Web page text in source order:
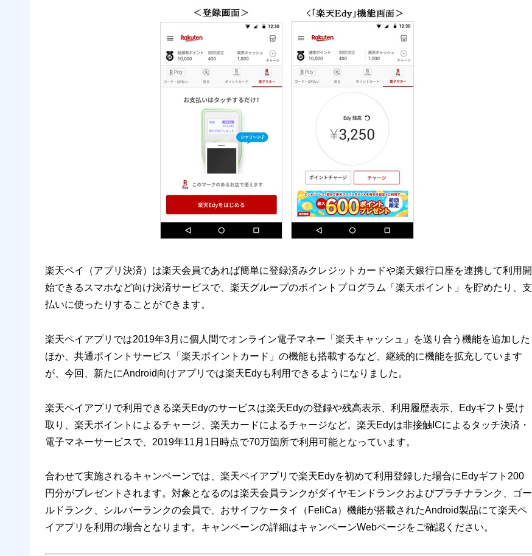
楽天ペイ（アプリ決済）は楽天会員であれば簡単に登録済みクレジットカードや楽天銀行口座を連携して利用開
始できるスマホなど向け決済サービスで、楽天グループのポイントプログラム「楽天ポイント」を貯めたり、支
払いに使ったりすることができます。
楽天ペイアプリでは2019年3月に個人間でオンライン電子マネー「楽天キャッシュ」を送り合う機能を追加した
ほか、共通ポイントサービス「楽天ポイントカード」の機能も搭載するなど、継続的に機能を拡充しています
が、今回、新たにAndroid向けアプリでは楽天Edyも利用できるようになりました。
楽天ペイアプリで利用できる楽天Edyのサービスは楽天Edyの登録や残高表示、利用履歴表示、Edyギフト受け
取り、楽天ポイントによるチャージ、楽天カードによるチャージなど。楽天Edyは非接触ICによるタッチ決済・
電子マネーサービスで、2019年11月1日時点で70万箇所で利用可能となっています。
合わせて実施されるキャンペーンでは、楽天ペイアプリで楽天Edyを初めて利用登録した場合にEdyギフト200
円分がプレゼントされます。対象となるのは楽天会員ランクがダイヤモンドランクおよびプラチナランク、ゴー
ルドランク、シルバーランクの会員で、おサイフケータイ（FeliCa）機能が搭載されたAndroid製品にて楽天ペ
イアプリを利用の場合となります。キャンペーンの詳細はキャンペーンWebページをご確認ください。